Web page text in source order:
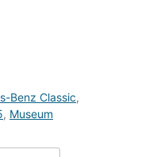
Benz Classic,
, Museum